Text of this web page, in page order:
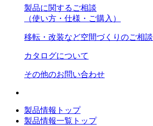
製品に関するご相談
（使い方・仕様・ご購入）
移転・改装など空間づくりのご相談
カタログについて
その他のお問い合わせ
製品情報トップ
製品情報一覧トップ